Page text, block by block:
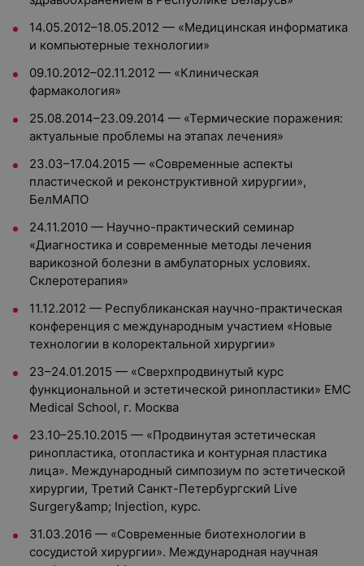
14.05.2012–18.05.2012 — «Медицинская информатика
и компьютерные технологии»
09.10.2012–02.11.2012 — «Клиническая
фармакология»
25.08.2014–23.09.2014 — «Термические поражения:
актуальные проблемы на этапах лечения»
23.03–17.04.2015 — «Современные аспекты
пластической и реконструктивной хирургии»,
БелМАПО
24.11.2010 — Научно-практический семинар
«Диагностика и современные методы лечения
варикозной болезни в амбулаторных условиях.
Склеротерапия»
11.12.2012 — Республиканская научно-практическая
конференция с международным участием «Новые
технологии в колоректальной хирургии»
23–24.01.2015 — «Сверхпродвинутый курс
функциональной и эстетической ринопластики» EMC
Medical School, г. Москва
23.10–25.10.2015 — «Продвинутая эстетическая
ринопластика, отопластика и контурная пластика
лица». Международный симпозиум по эстетической
хирургии, Третий Санкт-Петербургский Live
Surgery&amp; Injection, курс.
31.03.2016 — «Современные биотехнологии в
сосудистой хирургии». Международная научная